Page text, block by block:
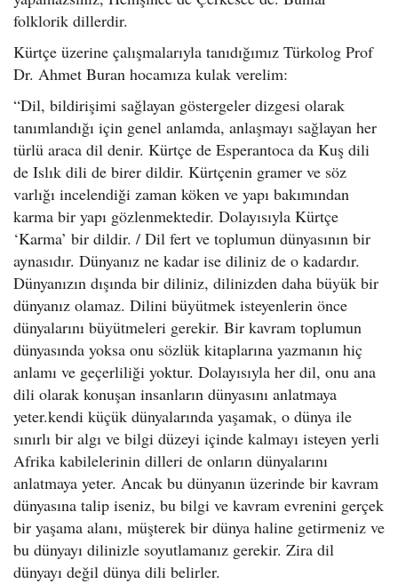
folklorik dillerdir.
Kürtçe üzerine çalışmalarıyla tanıdığımız Türkolog Prof
Dr. Ahmet Buran hocamıza kulak verelim:
“Dil, bildirişimi sağlayan göstergeler dizgesi olarak
tanımlandığı için genel anlamda, anlaşmayı sağlayan her
türlü araca dil denir. Kürtçe de Esperantoca da Kuş dili
de Islık dili de birer dildir. Kürtçenin gramer ve söz
varlığı incelendiği zaman köken ve yapı bakımından
karma bir yapı gözlenmektedir. Dolayısıyla Kürtçe
‘Karma’ bir dildir. / Dil fert ve toplumun dünyasının bir
aynasıdır. Dünyanız ne kadar ise diliniz de o kadardır.
Dünyanızın dışında bir diliniz, dilinizden daha büyük bir
dünyanız olamaz. Dilini büyütmek isteyenlerin önce
dünyalarını büyütmeleri gerekir. Bir kavram toplumun
dünyasında yoksa onu sözlük kitaplarına yazmanın hiç
anlamı ve geçerliliği yoktur. Dolayısıyla her dil, onu ana
dili olarak konuşan insanların dünyasını anlatmaya
yeter.kendi küçük dünyalarında yaşamak, o dünya ile
sınırlı bir algı ve bilgi düzeyi içinde kalmayı isteyen yerli
Afrika kabilelerinin dilleri de onların dünyalarını
anlatmaya yeter. Ancak bu dünyanın üzerinde bir kavram
dünyasına talip iseniz, bu bilgi ve kavram evrenini gerçek
bir yaşama alanı, müşterek bir dünya haline getirmeniz ve
bu dünyayı dilinizle soyutlamanız gerekir. Zira dil
dünyayı değil dünya dili belirler.